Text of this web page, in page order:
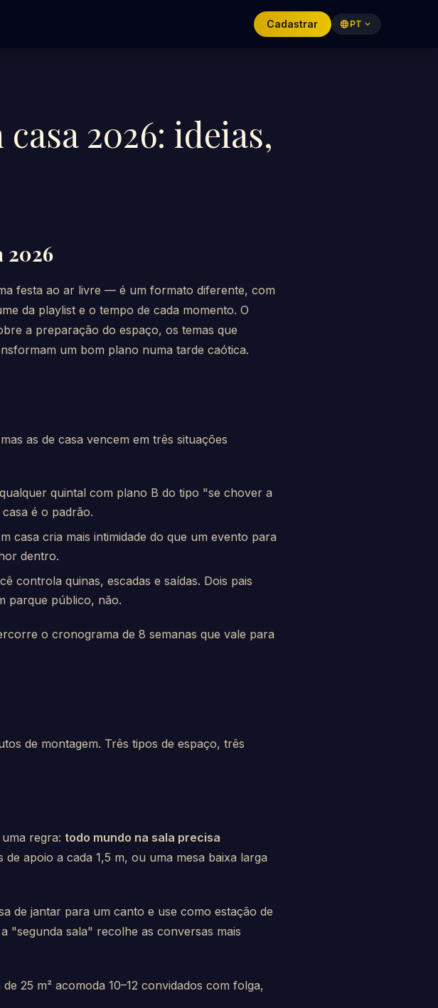
Cadastrar language PT expand_more
2026: ideias,
2026
festa ao ar livre — é um formato diferente, com
da playlist e o tempo de cada momento. O
a preparação do espaço, os temas que
um bom plano numa tarde caótica.
as de casa vencem em três situações
quintal com plano B do tipo "se chover a
é o padrão.
casa cria mais intimidade do que um evento para
dentro.
controla quinas, escadas e saídas. Dois pais
parque público, não.
o cronograma de 8 semanas que vale para
de montagem. Três tipos de espaço, três
regra: todo mundo na sala precisa
de apoio a cada 1,5 m, ou uma mesa baixa larga
de jantar para um canto e use como estação de
"segunda sala" recolhe as conversas mais
de 25 m² acomoda 10–12 convidados com folga,